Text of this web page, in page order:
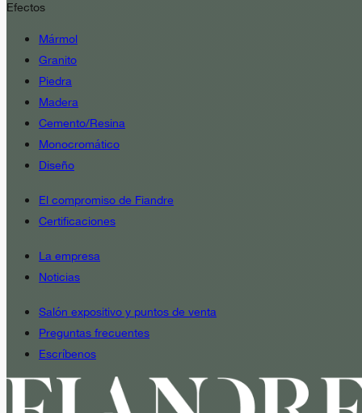
Efectos
Mármol
Granito
Piedra
Madera
Cemento/Resina
Monocromático
Diseño
El compromiso de Fiandre
Certificaciones
La empresa
Noticias
Salón expositivo y puntos de venta
Preguntas frecuentes
Escríbenos